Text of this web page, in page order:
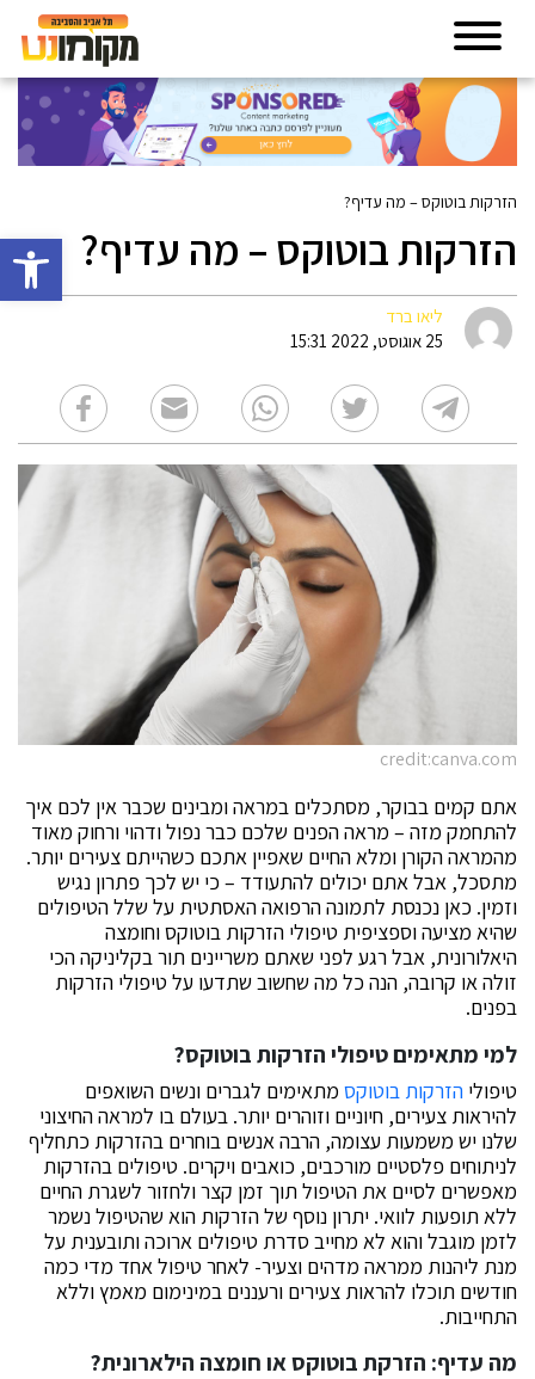
פתח
הזרקות בוטוקס – מה עדיף?
הזרקות בוטוקס – מה עדיף?
ליאו ברד
25 אוגוסט, 2022 15:31
credit:canva.com
אתם קמים בבוקר, מסתכלים במראה ומבינים שכבר אין לכם איך
להתחמק מזה – מראה הפנים שלכם כבר נפול ודהוי ורחוק מאוד
מהמראה הקורן ומלא החיים שאפיין אתכם כשהייתם צעירים יותר.
מתסכל, אבל אתם יכולים להתעודד – כי יש לכך פתרון נגיש
וזמין. כאן נכנסת לתמונה הרפואה האסתטית על שלל הטיפולים
שהיא מציעה וספציפית טיפולי הזרקות בוטוקס וחומצה
היאלורונית, אבל רגע לפני שאתם משריינים תור בקליניקה הכי
זולה או קרובה, הנה כל מה שחשוב שתדעו על טיפולי הזרקות
בפנים.
למי מתאימים טיפולי הזרקות בוטוקס?
טיפולי הזרקות בוטוקס מתאימים לגברים ונשים השואפים
להיראות צעירים, חיוניים וזוהרים יותר. בעולם בו למראה החיצוני
שלנו יש משמעות עצומה, הרבה אנשים בוחרים בהזרקות כתחליף
לניתוחים פלסטיים מורכבים, כואבים ויקרים. טיפולים בהזרקות
מאפשרים לסיים את הטיפול תוך זמן קצר ולחזור לשגרת החיים
ללא תופעות לוואי. יתרון נוסף של הזרקות הוא שהטיפול נשמר
לזמן מוגבל והוא לא מחייב סדרת טיפולים ארוכה ותובענית על
מנת ליהנות ממראה מדהים וצעיר- לאחר טיפול אחד מדי כמה
חודשים תוכלו להראות צעירים ורעננים במינימום מאמץ וללא
התחייבות.
מה עדיף: הזרקת בוטוקס או חומצה הילארונית?